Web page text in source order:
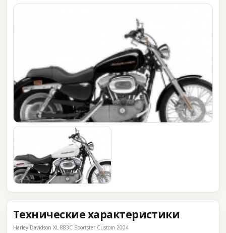
Технические характеристики
Harley Davidson XL 883C Sportster Custom 2004